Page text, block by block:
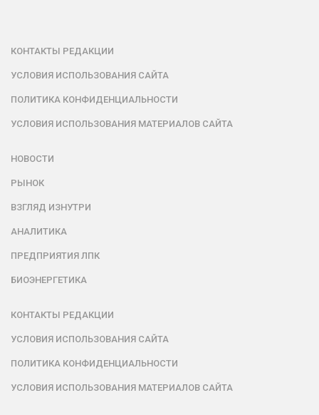
КОНТАКТЫ РЕДАКЦИИ
УСЛОВИЯ ИСПОЛЬЗОВАНИЯ САЙТА
ПОЛИТИКА КОНФИДЕНЦИАЛЬНОСТИ
УСЛОВИЯ ИСПОЛЬЗОВАНИЯ МАТЕРИАЛОВ САЙТА
НОВОСТИ
РЫНОК
ВЗГЛЯД ИЗНУТРИ
АНАЛИТИКА
ПРЕДПРИЯТИЯ ЛПК
БИОЭНЕРГЕТИКА
КОНТАКТЫ РЕДАКЦИИ
УСЛОВИЯ ИСПОЛЬЗОВАНИЯ САЙТА
ПОЛИТИКА КОНФИДЕНЦИАЛЬНОСТИ
УСЛОВИЯ ИСПОЛЬЗОВАНИЯ МАТЕРИАЛОВ САЙТА